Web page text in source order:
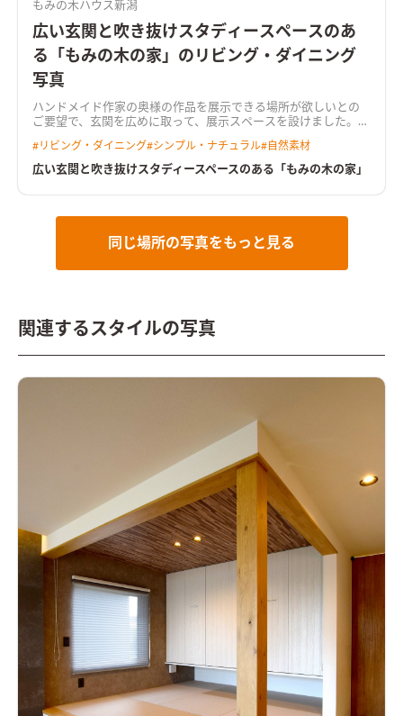
もみの木ハウス新潟
広い玄関と吹き抜けスタディースペースのあ
る「もみの木の家」のリビング・ダイニング
写真
ハンドメイド作家の奥様の作品を展示できる場所が欲しいとの
ご要望で、玄関を広めに取って、展示スペースを設けました。ま
いただきました。
#リビング・ダイニング#シンプル・ナチュラル#自然素材
広い玄関と吹き抜けスタディースペースのある「もみの木の家」
同じ場所の写真をもっと見る
関連するスタイルの写真